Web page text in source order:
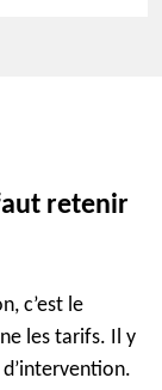
retenir
c’est le
les tarifs. Il y